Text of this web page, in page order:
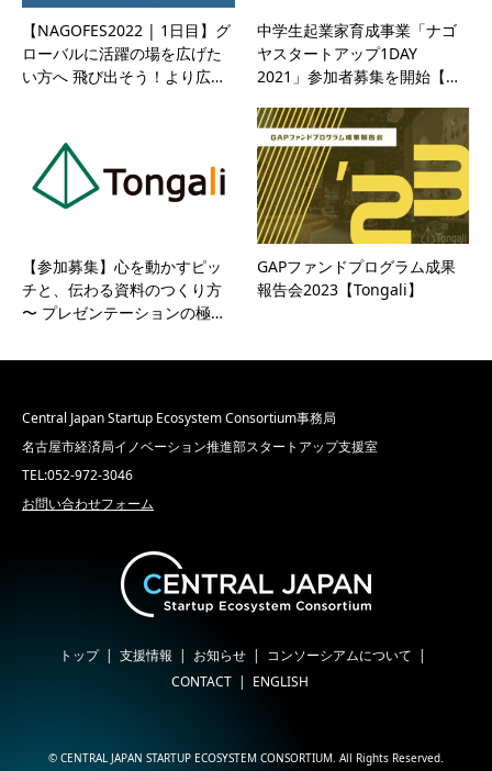
【NAGOFES2022 | 1日目】グ
ローバルに活躍の場を広げた
い方へ 飛び出そう！より広…
中学生起業家育成事業「ナゴ
ヤスタートアップ1DAY
2021」参加者募集を開始【…
【参加募集】心を動かすピッ
チと、伝わる資料のつくり方
〜 プレゼンテーションの極…
GAPファンドプログラム成果
報告会2023【Tongali】
Central Japan Startup Ecosystem Consortium事務局
名古屋市経済局イノベーション推進部スタートアップ支援室
TEL:052-972-3046
お問い合わせフォーム
トップ 支援情報 お知らせ
コンソーシアムについて
CONTACT
ENGLISH
© CENTRAL JAPAN STARTUP ECOSYSTEM CONSORTIUM. All Rights Reserved.